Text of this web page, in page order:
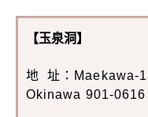
【玉泉洞】
地 址：Maekawa-
Okinawa 901-0616